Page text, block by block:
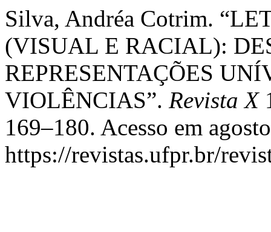
Silva, Andréa Cotrim.
(VISUAL E RACIAL):
REPRESENTAÇÕES
VIOLÊNCIAS”. Revista X
169–180. Acesso em
https://revistas.ufpr.br/